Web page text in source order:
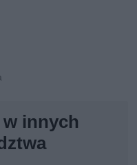
innych